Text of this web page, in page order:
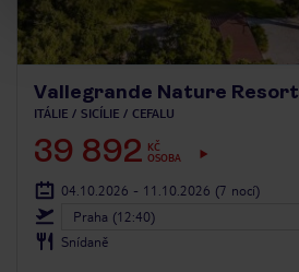
Vallegrande Nature Resort
ITÁLIE SICÍLIE CEFALU
39 892 KČ
OSOBA
04.10.2026 - 11.10.2026 (7 nocí)
Praha (12:40)
Snídaně